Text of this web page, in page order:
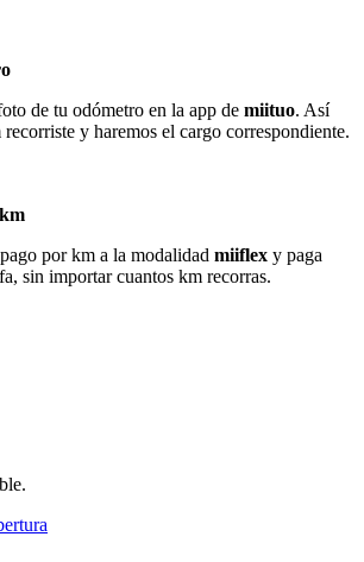
de tu odómetro en la app de miituo. Así
y haremos el cargo correspondiente.
por km a la modalidad miiflex y paga
sin importar cuantos km recorras.